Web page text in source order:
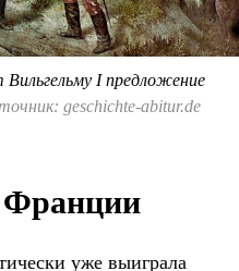
Вильгельму I предложение
geschichte-abitur.de
Франции
уже выиграла